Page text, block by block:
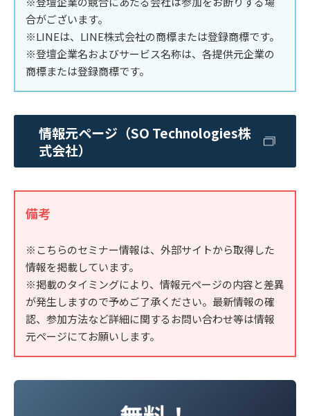
合がございます。
※LINEは、LINE株式会社の商標または登録商標です。
※登壇企業名およびサービス名称は、各提供元企業の
商標または登録商標です。
情報元ページ（SO Technologies株
式会社）
備考
※こちらのセミナー情報は、外部サイトから取得した
情報を掲載しています。
※掲載のタイミングにより、情報元ページの内容と差異
が発生しますので予めご了承ください。最新情報の確
認、参加方法など詳細に関するお問い合わせ等は情報
元ページにてお願いします。